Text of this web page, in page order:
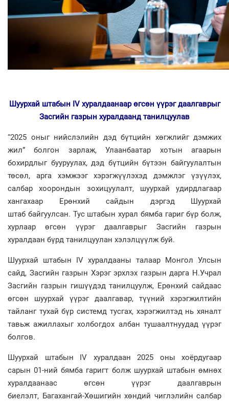
Шуурхай штабын IVхуралдаанаарөгсөн үүрэг даалгаврыг
Засгийн газрын хуралдаанд танилцуулав
“2025 оныг нийслэлийн дэд бүтцийн хөгжлийг дэмжих
жил” болгон зарлаж, Улаанбаатар хотын агаарын
бохирдлыг бууруулах, дэд бүтцийн бүтээн байгуулалтын
төсөл, арга хэмжээг хэрэгжүүлэхэд дэмжлэг үзүүлэх,
салбар хоорондын зохицуулалт, шуурхай удирдлагаар
хангахаар Ерөнхий сайдын дэргэд Шуурхай
штаб байгуулсан. Тус штабын хурал бямба гариг бүр болж,
хурлаар өгсөн үүрэг даалгаврыг Засгийн газрын
хуралдаан бүрд танилцуулан хэлэлцүүлж буй.
Шуурхай штабын IV хуралдааны талаар Монгол Улсын
сайд, Засгийн газрын Хэрэг эрхлэх газрын дарга Н.Учрал
Засгийн газрын гишүүдэд танилцуулж, Ерөнхий сайдаас
өгсөн шуурхай үүрэг даалгавар, түүний хэрэгжилтийн
тайланг тухай бүр системд тусгах, хэрэгжилтэд нь хяналт
тавьж ажиллахыг холбогдох албан тушаалтнуудад үүрэг
болгов.
Шуурхай штабын IV хуралдаан 2025 оны хоёрдугаар
сарын 01-ний бямба гаригт болж шуурхай штабын өмнөх
хуралдаанаас өгсөн үүрэг даалгаврын
биелэлт, Багахангай-Хөшигийн хөндий чиглэлийн салбар